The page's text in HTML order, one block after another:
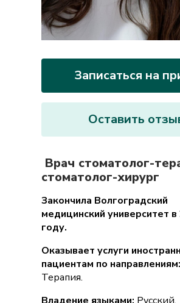
Записаться на
Оставить
Врач стоматолог-
стоматолог-хирург
Закончила Волгоградский
медицинский университет
году.
Оказывает услуги
пациентам по направлениям:
Терапия.